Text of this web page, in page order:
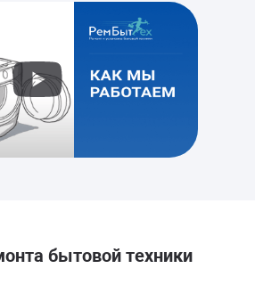
бытовой техники